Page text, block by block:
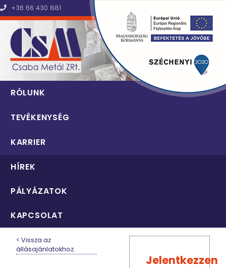
+36 66 430 881
RÓLUNK
TEVÉKENYSÉG
KARRIER
HÍREK
PÁLYÁZATOK
KAPCSOLAT
< Vissza az
állásajánlatokhoz.
Jelentkezzen